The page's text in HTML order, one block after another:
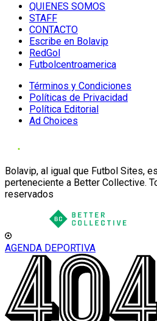
QUIENES SOMOS
STAFF
CONTACTO
Escribe en Bolavip
RedGol
Futbolcentroamerica
Términos y Condiciones
Políticas de Privacidad
Política Editorial
Ad Choices
Bolavip, al igual que Futbol Sites,
perteneciente a Better Collective.
reservados
AGENDA DEPORTIVA